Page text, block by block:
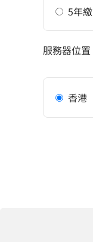
5年繳
服務器位置
香港